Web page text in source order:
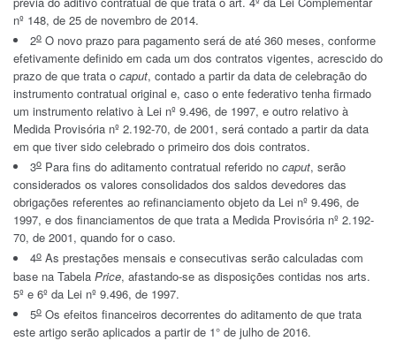
nº 148, de 25 de novembro de 2014.
2o O novo prazo para pagamento será de até 360 meses, conforme
efetivamente definido em cada um dos contratos vigentes, acrescido do
prazo de que trata o caput, contado a partir da data de celebração do
instrumento contratual original e, caso o ente federativo tenha firmado
um instrumento relativo à Lei nº 9.496, de 1997, e outro relativo à
Medida Provisória nº 2.192-70, de 2001, será contado a partir da data
em que tiver sido celebrado o primeiro dos dois contratos.
3o Para fins do aditamento contratual referido no caput, serão
considerados os valores consolidados dos saldos devedores das
obrigações referentes ao refinanciamento objeto da Lei nº 9.496, de
1997, e dos financiamentos de que trata a Medida Provisória nº 2.192-
70, de 2001, quando for o caso.
4o As prestações mensais e consecutivas serão calculadas com
base na Tabela Price, afastando-se as disposições contidas nos arts.
5º e 6º da Lei nº 9.496, de 1997.
5o Os efeitos financeiros decorrentes do aditamento de que trata
este artigo serão aplicados a partir de 1° de julho de 2016.